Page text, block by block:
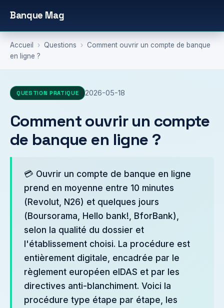
Banque Mag
Accueil › Questions › Comment ouvrir un compte de banque
en ligne ?
QUESTION PRATIQUE 2026-05-18
Comment ouvrir un compte
de banque en ligne ?
💳 Ouvrir un compte de banque en ligne
prend en moyenne entre 10 minutes
(Revolut, N26) et quelques jours
(Boursorama, Hello bank!, BforBank),
selon la qualité du dossier et
l'établissement choisi. La procédure est
entièrement digitale, encadrée par le
règlement européen eIDAS et par les
directives anti-blanchiment. Voici la
procédure type étape par étape, les